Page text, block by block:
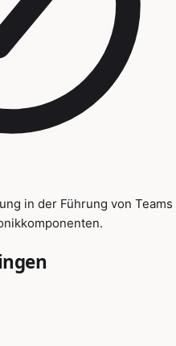
in der Führung von Teams